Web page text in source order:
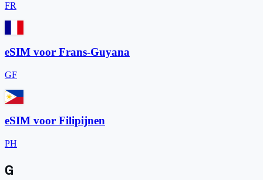
FR
eSIM voor Frans-Guyana
GF
eSIM voor Filipijnen
PH
G